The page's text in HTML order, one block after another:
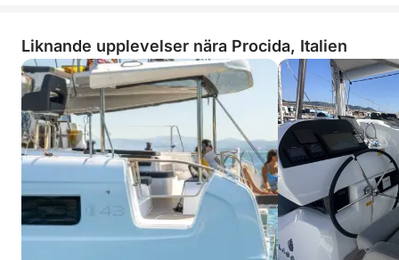
Liknande upplevelser nära Procida, Italien